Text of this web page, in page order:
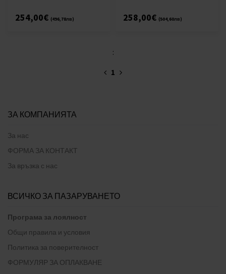
254,00€ (496,78лв) 258,00€ (504,60лв)
:
1
ЗА КОМПАНИЯТА
За нас
ФОРМА ЗА КОНТАКТ
За връзка с нас
ВСИЧКО ЗА ПАЗАРУВАНЕТО
Програма за лоялност
Общи правила и условия
Политика за поверителност
ФОРМУЛЯР ЗА ОПЛАКВАНЕ